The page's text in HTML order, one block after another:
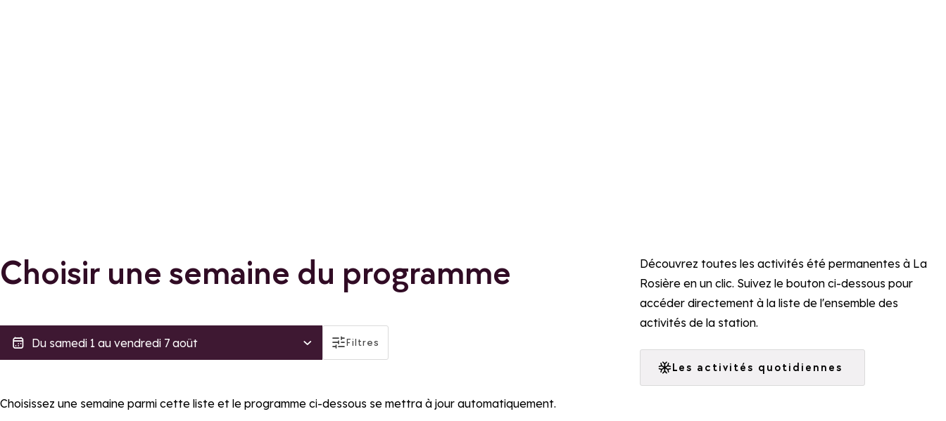
Choisir une semaine du programme
Filtres
actifs
Accessible en poussette
Choisissez une semaine parmi cette liste et le programme ci-dessous se mettra à jour automatiquement.
Découvrez toutes les activités été permanentes à La
Rosière en un clic. Suivez le bouton ci-dessous pour
accéder directement à la liste de l'ensemble des
activités de la station.
Les activités quotidiennes